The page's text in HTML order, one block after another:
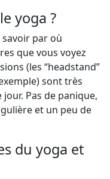
yoga ?
par où
que vous voyez
(les “headstand”
sont très
Pas de panique,
et un peu de
du yoga et